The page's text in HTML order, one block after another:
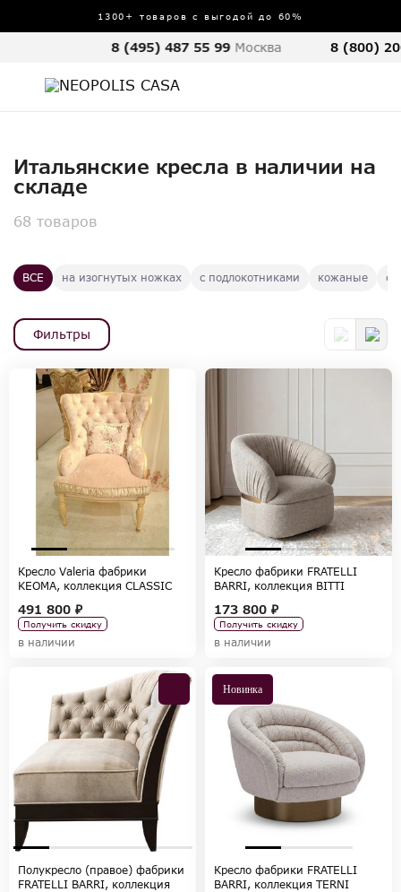
1300+ товаров с выгодой до 60%
8 (495) 487 55 99 Москва 8 (800)
Итальянские кресла в наличии на
складе
68 товаров
ВСЕ на изогнутых ножках с подлокотниками кожаные
Фильтры
Кресло Valeria фабрики
KEOMA, коллекция CLASSIC
491 800 ₽
Получить скидку
в наличии
Кресло фабрики FRATELLI
BARRI, коллекция BITTI
173 800 ₽
Получить скидку
в наличии
Полукресло (правое) фабрики
FRATELLI BARRI, коллекция
Новинка
Кресло фабрики FRATELLI
BARRI, коллекция TERNI